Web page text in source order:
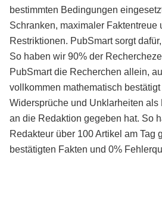
bestimmten Bedingungen
Schranken, maximaler Faktentreue
Restriktionen. PubSmart sorgt
So haben wir 90% der
PubSmart die Recherchen allein,
vollkommen mathematisch bestätigt
Widersprüche und Unklarheiten
an die Redaktion gegeben hat. So
Redakteur über 100 Artikel am Tag
bestätigten Fakten und 0%